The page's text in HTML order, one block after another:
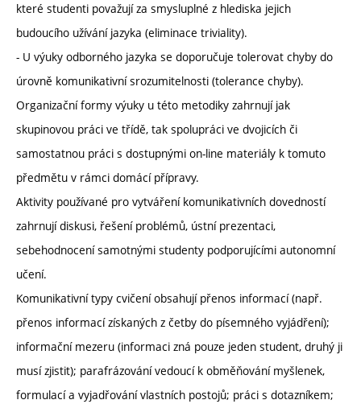
které studenti považují za smysluplné z hlediska jejich
budoucího užívání jazyka (eliminace triviality).
- U výuky odborného jazyka se doporučuje tolerovat chyby do
úrovně komunikativní srozumitelnosti (tolerance chyby).
Organizační formy výuky u této metodiky zahrnují jak
skupinovou práci ve třídě, tak spolupráci ve dvojicích či
samostatnou práci s dostupnými on-line materiály k tomuto
předmětu v rámci domácí přípravy.
Aktivity používané pro vytváření komunikativních dovedností
zahrnují diskusi, řešení problémů, ústní prezentaci,
sebehodnocení samotnými studenty podporujícími autonomní
učení.
Komunikativní typy cvičení obsahují přenos informací (např.
přenos informací získaných z četby do písemného vyjádření);
informační mezeru (informaci zná pouze jeden student, druhý ji
musí zjistit); parafrázování vedoucí k obměňování myšlenek,
formulací a vyjadřování vlastních postojů; práci s dotazníkem;